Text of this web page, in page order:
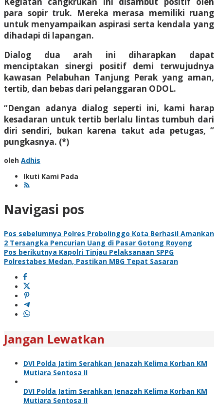
para sopir truk. Mereka merasa memiliki ruang
untuk menyampaikan aspirasi serta kendala yang
dihadapi di lapangan.
Dialog dua arah ini diharapkan dapat
menciptakan sinergi positif demi terwujudnya
kawasan Pelabuhan Tanjung Perak yang aman,
tertib, dan bebas dari pelanggaran ODOL.
“Dengan adanya dialog seperti ini, kami harap
kesadaran untuk tertib berlalu lintas tumbuh dari
diri sendiri, bukan karena takut ada petugas, ”
pungkasnya. (*)
oleh Adhis
Ikuti Kami Pada
Navigasi pos
Pos sebelumnya Polres Probolinggo Kota Berhasil Amankan
2 Tersangka Pencurian Uang di Pasar Gotong Royong
Pos berikutnya Kapolri Tinjau Pelaksanaan SPPG
Polrestabes Medan, Pastikan MBG Tepat Sasaran
Jangan Lewatkan
DVI Polda Jatim Serahkan Jenazah Kelima Korban KM
Mutiara Sentosa II
DVI Polda Jatim Serahkan Jenazah Kelima Korban KM
Mutiara Sentosa II